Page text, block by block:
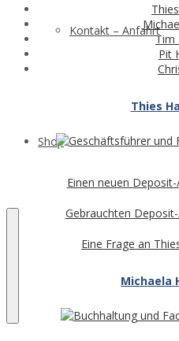
Kontakt – Anfahrt
Shop
Tim
Pit
Thies
Einen neuen
Gebrauchten
Eine Frage an
Michaela